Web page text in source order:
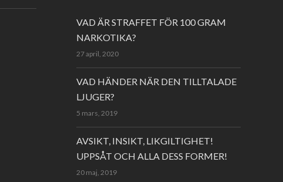
VAD ÄR STRAFFET FÖR 100 GRAM
NARKOTIKA?
27 april, 2020
VAD HÄNDER NÄR DEN TILLTALADE
LJUGER?
5 mars, 2019
AVSIKT, INSIKT, LIKGILTIGHET!
UPPSÅT OCH ALLA DESS FORMER!
20 maj, 2019